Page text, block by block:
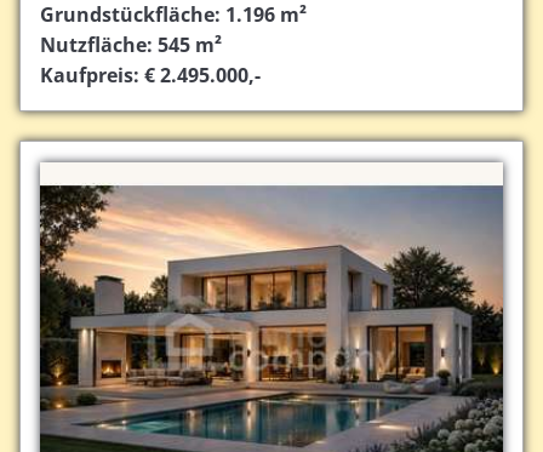
Grundstückfläche: 1.196 m²
Nutzfläche: 545 m²
Kaufpreis: € 2.495.000,-